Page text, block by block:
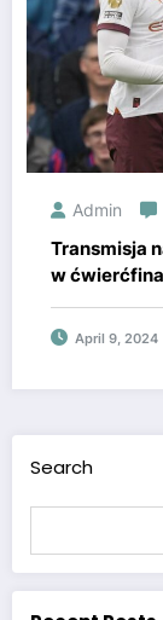
Admin
Transmisja
w
gdzie
April 9, 2024
Search